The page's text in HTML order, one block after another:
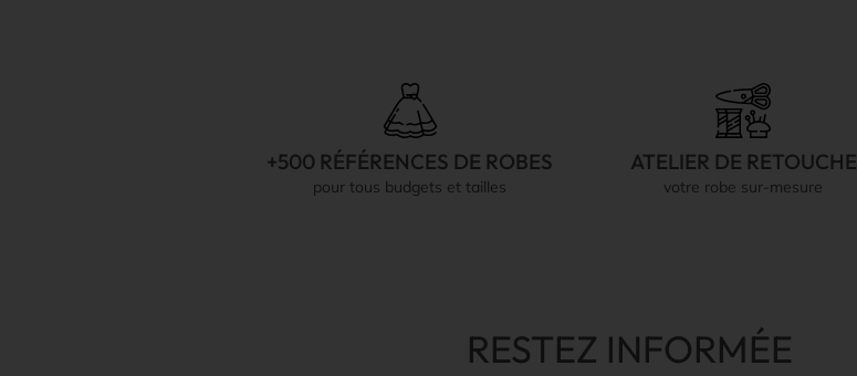
+500 RÉFÉRENCES DE ROBES
pour tous budgets et tailles
ATELIER DE RETOUCHE
votre robe sur-mesure
RESTEZ INFORMÉE